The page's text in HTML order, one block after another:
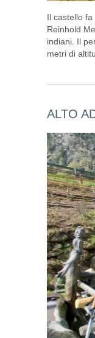
Il castello
Reinhold
indiani. Il
metri di
ALTO